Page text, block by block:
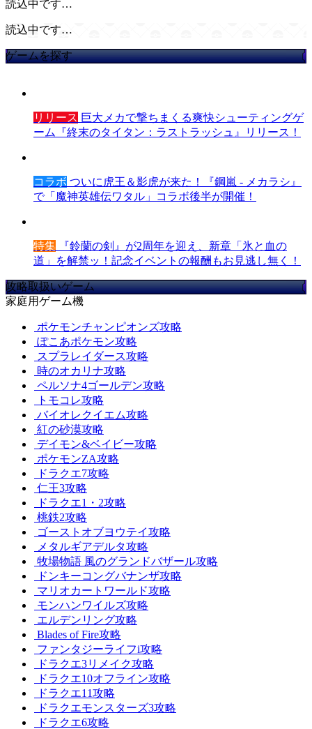
読込中です…
読込中です…
ゲームを探す
リリース 巨大メカで撃ちまくる爽快シューティングゲ
ーム『終末のタイタン：ラストラッシュ』リリース！
コラボ ついに虎王＆影虎が来た！『鋼嵐 - メカラシ』
で「魔神英雄伝ワタル」コラボ後半が開催！
特集 『鈴蘭の剣』が2周年を迎え、新章「氷と血の
道」を解禁ッ！記念イベントの報酬もお見逃し無く！
攻略取扱いゲーム
家庭用ゲーム機
ポケモンチャンピオンズ攻略
ぽこあポケモン攻略
スプラレイダース攻略
時のオカリナ攻略
ペルソナ4ゴールデン攻略
トモコレ攻略
バイオレクイエム攻略
紅の砂漠攻略
デイモン&ベイビー攻略
ポケモンZA攻略
ドラクエ7攻略
仁王3攻略
ドラクエ1・2攻略
桃鉄2攻略
ゴーストオブヨウテイ攻略
メタルギアデルタ攻略
牧場物語 風のグランドバザール攻略
ドンキーコングバナンザ攻略
マリオカートワールド攻略
モンハンワイルズ攻略
エルデンリング攻略
Blades of Fire攻略
ファンタジーライフi攻略
ドラクエ3リメイク攻略
ドラクエ10オフライン攻略
ドラクエ11攻略
ドラクエモンスターズ3攻略
ドラクエ6攻略